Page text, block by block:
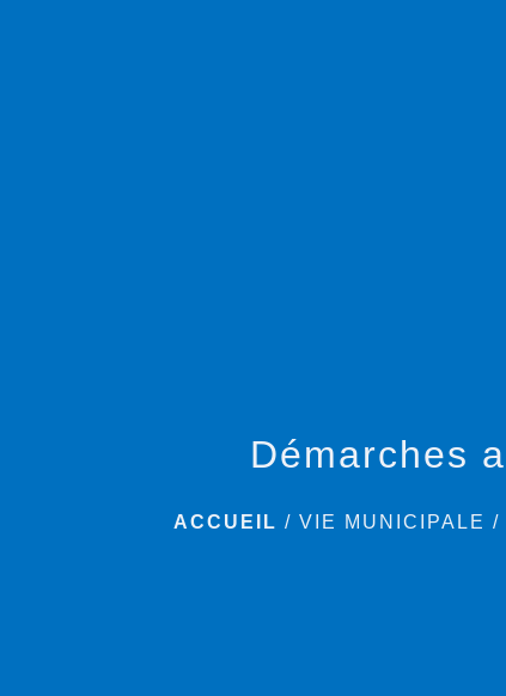
Démarches
ACCUEIL /VIE MUNICIPALE /